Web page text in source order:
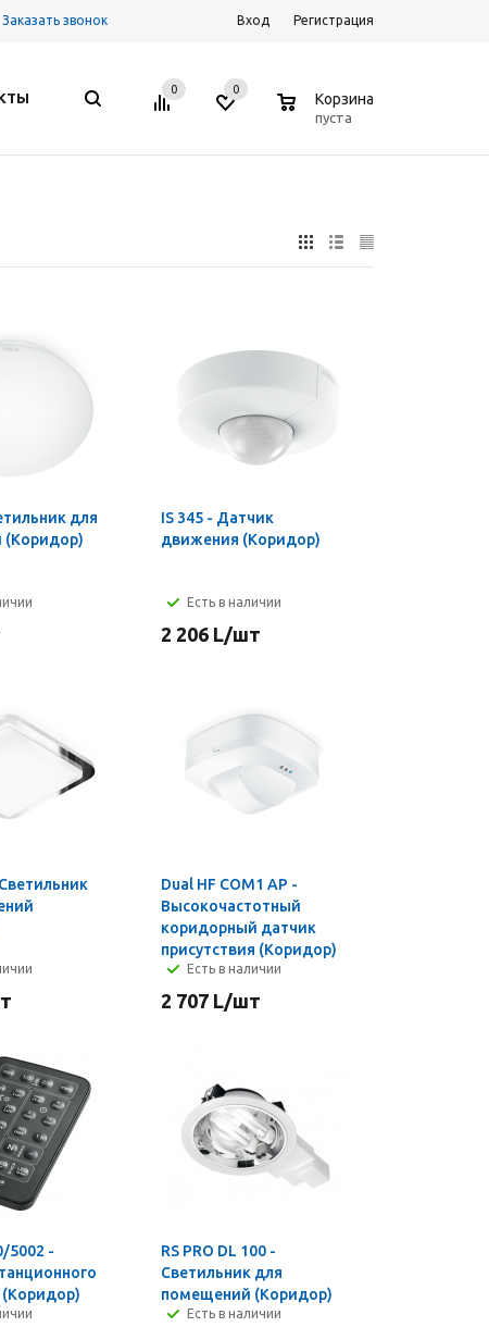
Заказать звонок Вход Регистрация
0 0
Корзина
пуста
для
IS 345 - Датчик
движения (Коридор)
Есть в наличии
2 206L/шт
Dual HF COM1 AP -
Высокочастотный
коридорный датчик
присутствия (Коридор)
Есть в наличии
2 707L/шт
5002 -
(Коридор)
RS PRO DL 100 -
Светильник для
помещений (Коридор)
Есть в наличии